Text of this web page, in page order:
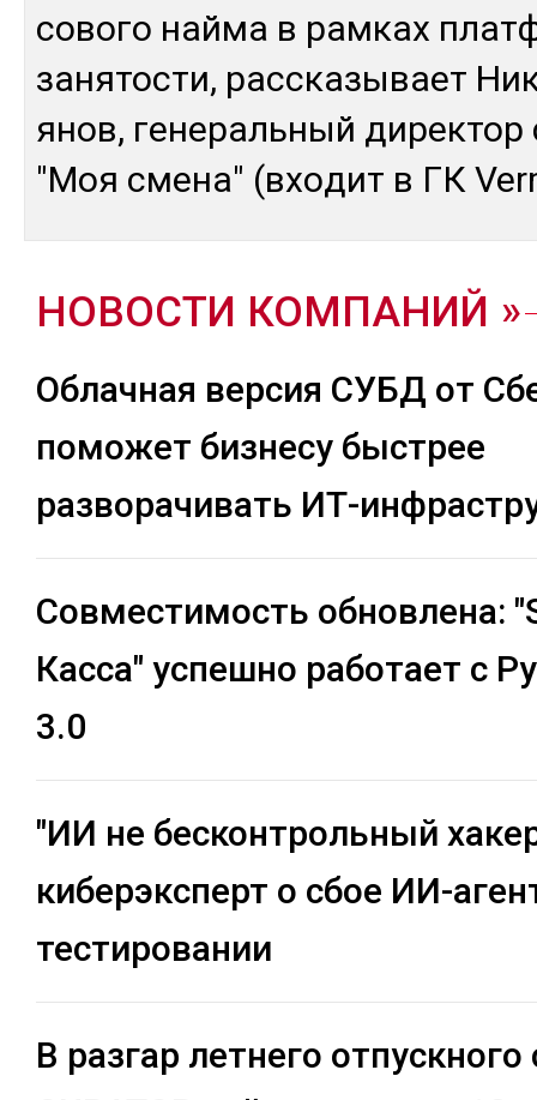
со­во­го най­ма в рам­ках
за­ня­тос­ти, рас­ска­зы­вает
янов, ге­не­раль­ный ди­рек­тор
"Моя сме­на" (вхо­дит в ГК
НОВОСТИ КОМПАНИЙ
Облачная версия СУБД от
поможет бизнесу быстрее
разворачивать ИТ-
Совместимость обновлена:
Касса" успешно работает с
3.0
"ИИ не бесконтрольный
киберэксперт о сбое ИИ-
тестировании
В разгар летнего отпускного